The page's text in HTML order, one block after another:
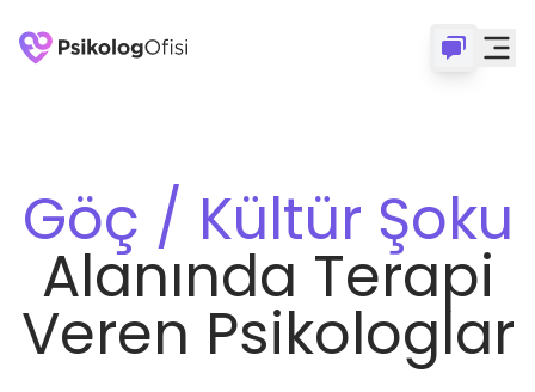
Göç / Kültür Şoku
Alanında Terapi
Veren Psikologlar